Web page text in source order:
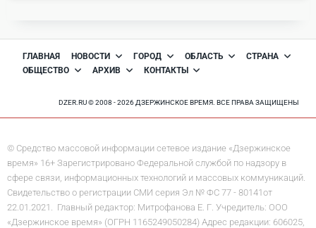
ГЛАВНАЯ НОВОСТИ ГОРОД ОБЛАСТЬ
СТРАНА
ОБЩЕСТВО
АРХИВ КОНТАКТЫ
DZER.RU © 2008 - 2026 ДЗЕРЖИНСКОЕ ВРЕМЯ. ВСЕ ПРАВА ЗАЩИЩЕНЫ
© Средство массовой информации сетевое издание «Дзержинское
время» 16+ Зарегистрировано Федеральной службой по надзору в
сфере связи, информационных технологий и массовых коммуникаций.
Свидетельство о регистрации СМИ серия Эл № ФС 77 - 80141от
22.01.2021. Главный редактор: Митрофанова Е. Г. Учредитель: ООО
«Дзержинское время» (ОГРН 1165249050284) Адрес редакции: 606025,